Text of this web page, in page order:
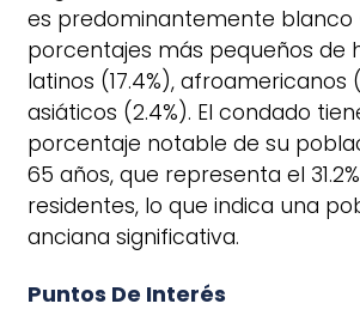
es predominantemente blanco
porcentajes más pequeños de
latinos (17.4%), afroamericanos
asiáticos (2.4%). El condado
porcentaje notable de su
65 años, que representa el
residentes, lo que indica una
anciana significativa.
Puntos De Interés